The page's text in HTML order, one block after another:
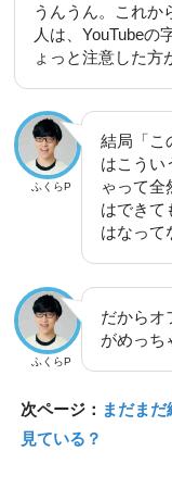
うんうん。これか
人は、YouTubeの
ょっと注意した方
ふくらP
結局「こ
はこうい
ゃって全
はできて
はなって
ふくらP
だからオ
がめっち
次ページ： まだま
見ている？